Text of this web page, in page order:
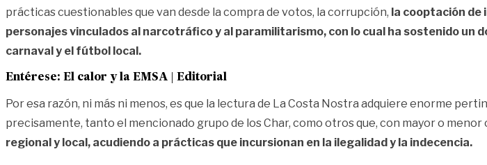
prácticas cuestionables que van desde la compra de votos, la corrupción, la cooptación de
personajes vinculados al narcotráfico y al paramilitarismo, con lo cual ha sostenido un
carnaval y el fútbol local.
Entérese: El calor y la EMSA | Editorial
Por esa razón, ni más ni menos, es que la lectura de La Costa Nostra adquiere enorme
precisamente, tanto el mencionado grupo de los Char, como otros que, con mayor o
regional y local, acudiendo a prácticas que incursionan en la ilegalidad y la indecencia.